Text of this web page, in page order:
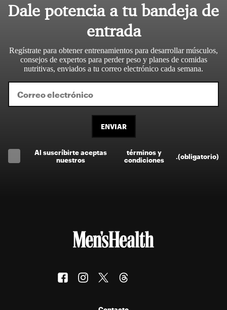
Dale potencia a tu bandeja de
entrada
Regístrate para obtener entrenamientos para desarrollar músculos,
consejos de expertos para perder peso y planes de comidas
nutritivas, enviados a tu correo electrónico cada semana.
ENVIAR
Al suscríbirte aceptas
nuestros
términos y
condiciones
(obligatorio)